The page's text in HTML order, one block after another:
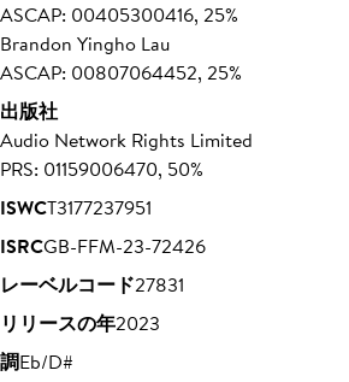
ASCAP: 00405300416, 25%
Brandon Yingho Lau
ASCAP: 00807064452, 25%
出版社
Audio Network Rights Limited
PRS: 01159006470, 50%
ISWCT3177237951
ISRCGB-FFM-23-72426
レーベルコード27831
リリースの年2023
調Eb/D#